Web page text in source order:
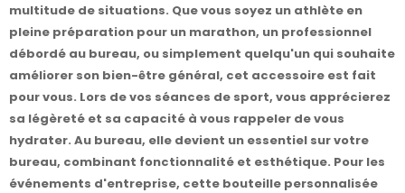
multitude de situations. Que vous soyez un athlète en
pleine préparation pour un marathon, un professionnel
débordé au bureau, ou simplement quelqu'un qui souhaite
améliorer son bien-être général, cet accessoire est fait
pour vous. Lors de vos séances de sport, vous apprécierez
sa légèreté et sa capacité à vous rappeler de vous
hydrater. Au bureau, elle devient un essentiel sur votre
bureau, combinant fonctionnalité et esthétique. Pour les
événements d'entreprise, cette bouteille personnalisée